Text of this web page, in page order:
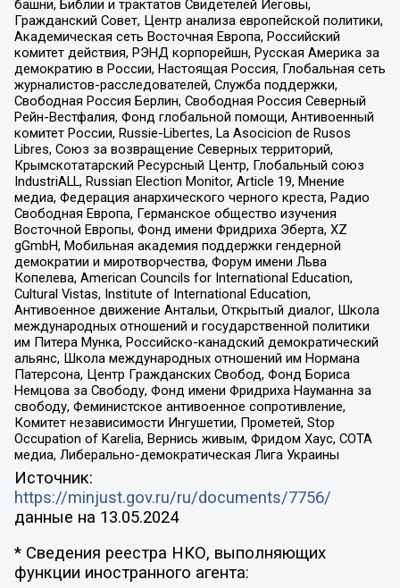
башни, Библии и трактатов Свидетелей Иеговы,
Гражданский Совет, Центр анализа европейской политики,
Академическая сеть Восточная Европа, Российский
комитет действия, РЭНД корпорейшн, Русская Америка за
демократию в России, Настоящая Россия, Глобальная сеть
журналистов-расследователей, Служба поддержки,
Свободная Россия Берлин, Свободная Россия Северный
Рейн-Вестфалия, Фонд глобальной помощи, Антивоенный
комитет России, Russie-Libertes, La Asocicion de Rusos
Libres, Союз за возвращение Северных территорий,
Крымскотатарский Ресурсный Центр, Глобальный союз
IndustriALL, Russian Election Monitor, Article 19, Мнение
медиа, Федерация анархического черного креста, Радио
Свободная Европа, Германское общество изучения
Восточной Европы, Фонд имени Фридриха Эберта, XZ
gGmbH, Мобильная академия поддержки гендерной
демократии и миротворчества, Форум имени Льва
Копелева, American Councils for International Education,
Cultural Vistas, Institute of International Education,
Антивоенное движение Антальи, Открытый диалог, Школа
международных отношений и государственной политики
им Питера Мунка, Российско-канадский демократический
альянс, Школа международных отношений им Нормана
Патерсона, Центр Гражданских Свобод, Фонд Бориса
Немцова за Свободу, Фонд имени Фридриха Науманна за
свободу, Феминистское антивоенное сопротивление,
Комитет независимости Ингушетии, Прометей, Stop
Occupation of Karelia, Вернись живым, Фридом Хаус, СОТА
медиа, Либерально-демократическая Лига Украины
Источник:
https://minjust.gov.ru/ru/documents/7756/
данные на 13.05.2024
* Сведения реестра НКО, выполняющих
функции иностранного агента: